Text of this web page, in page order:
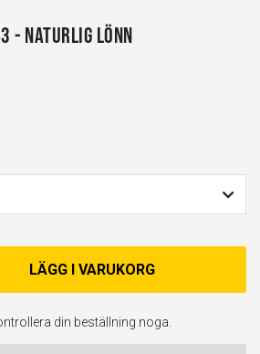
- Naturlig Lönn
LÄGG I VARUKORG
din beställning noga.